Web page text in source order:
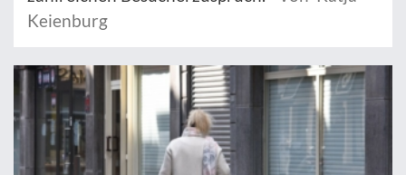
Keienburg